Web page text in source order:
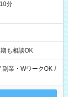
分
も相談OK
副業・WワークOK /